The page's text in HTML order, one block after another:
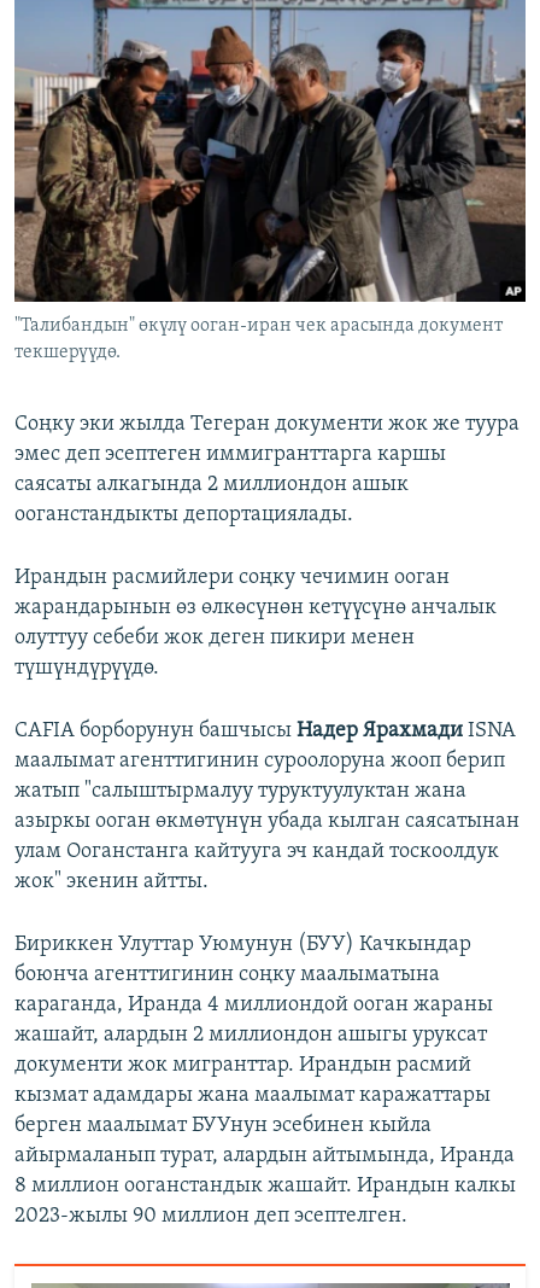
"Талибандын" өкүлү ооган-иран чек арасында документ
текшерүүдө.
Соңку эки жылда Тегеран документи жок же туура
эмес деп эсептеген иммигранттарга каршы
саясаты алкагында 2 миллиондон ашык
ооганстандыкты депортациялады.
Ирандын расмийлери соңку чечимин ооган
жарандарынын өз өлкөсүнөн кетүүсүнө анчалык
олуттуу себеби жок деген пикири менен
түшүндүрүүдө.
CAFIA борборунун башчысы Надер Ярахмади ISNA
маалымат агенттигинин суроолоруна жооп берип
жатып "салыштырмалуу туруктуулуктан жана
азыркы ооган өкмөтүнүн убада кылган саясатынан
улам Ооганстанга кайтууга эч кандай тоскоолдук
жок" экенин айтты.
Бириккен Улуттар Уюмунун (БУУ) Качкындар
боюнча агенттигинин соңку маалыматына
караганда, Иранда 4 миллиондой ооган жараны
жашайт, алардын 2 миллиондон ашыгы уруксат
документи жок мигранттар. Ирандын расмий
кызмат адамдары жана маалымат каражаттары
берген маалымат БУУнун эсебинен кыйла
айырмаланып турат, алардын айтымында, Иранда
8 миллион ооганстандык жашайт. Ирандын калкы
2023-жылы 90 миллион деп эсептелген.